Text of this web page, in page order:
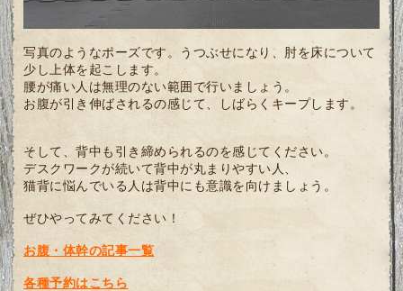
写真のようなポーズです。うつぶせになり、肘を床について
少し上体を起こします。
腰が痛い人は無理のない範囲で行いましょう。
お腹が引き伸ばされるの感じて、しばらくキープします。
そして、背中も引き締められるのを感じてください。
デスクワークが続いて背中が丸まりやすい人、
猫背に悩んでいる人は背中にも意識を向けましょう。
ぜひやってみてください！
お腹・体幹の記事一覧
各種予約はこちら